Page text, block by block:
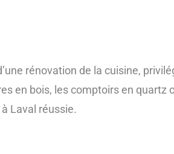
rénovation de la cuisine,
en bois, les comptoirs en quartz
Laval réussie.